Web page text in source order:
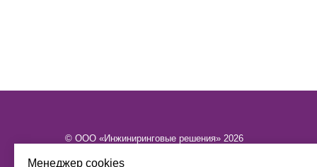
Менеджер cookies
© ООО «Инжиниринговые решения» 2026